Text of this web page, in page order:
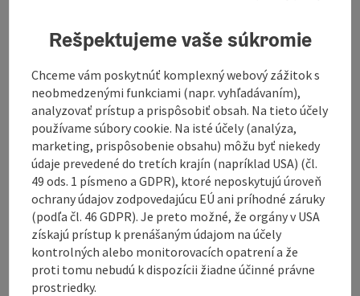
House in quiet location. 15 minutes walk along the
traun river oon beautiful path to the town centre of
Gmunden. Directly situated at the "Traunufer" bicycle
track from Gmunden to Linz.
Contact
non-binding inquiry
Rešpektujeme vaše súkromie
Chceme vám poskytnúť komplexný webový zážitok s
neobmedzenými funkciami (napr. vyhľadávaním),
analyzovať prístup a prispôsobiť obsah. Na tieto účely
používame súbory cookie. Na isté účely (analýza,
marketing, prispôsobenie obsahu) môžu byť niekedy
údaje prevedené do tretích krajín (napríklad USA) (čl.
49 ods. 1 písmeno a GDPR), ktoré neposkytujú úroveň
ochrany údajov zodpovedajúcu EÚ ani príhodné záruky
(podľa čl. 46 GDPR). Je preto možné, že orgány v USA
získajú prístup k prenášaným údajom na účely
kontrolných alebo monitorovacích opatrení a že
proti tomu nebudú k dispozícii žiadne účinné právne
prostriedky.